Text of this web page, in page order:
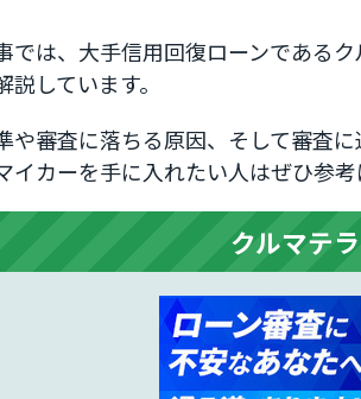
では、大手信用回復ローンである
説しています。
や審査に落ちる原因、そして審査
イカーを手に入れたい人はぜひ参考
クルマテ